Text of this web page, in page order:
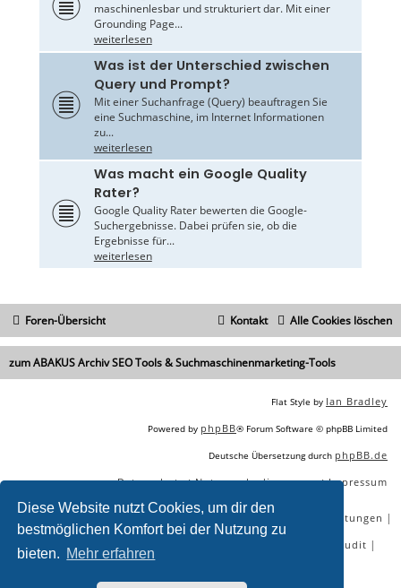
Diese Website nutzt Cookies, um dir den
bestmöglichen Komfort bei der Nutzung zu
bieten. Mehr erfahren
maschinenlesbar und strukturiert dar. Mit einer
Grounding Page...
weiterlesen
Was ist der Unterschied zwischen
Query und Prompt?
Mit einer Suchanfrage (Query) beauftragen Sie
eine Suchmaschine, im Internet Informationen
zu...
weiterlesen
Was macht ein Google Quality
Rater?
Google Quality Rater bewerten die Google-
Suchergebnisse. Dabei prüfen sie, ob die
Ergebnisse für...
weiterlesen
Foren-Übersicht Alle Cookies löschen
Kontakt
zum ABAKUS Archiv SEO Tools & Suchmaschinenmarketing-Tools
Flat Style by Ian Bradley
Powered by phpBB® Forum Software © phpBB Limited
Deutsche Übersetzung durch phpBB.de
Datenschutz|Nutzungsbedingungen|Impressum
SEO Online Tools SEO Dienstleistungen |
SEO Workshops | SEO Beratung SEO Audit |